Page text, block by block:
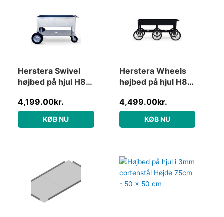
Herstera Swivel
højbed på hjul H84
stål – Forzinket stål
4,199.00kr.
KØB NU
Herstera Wheels
højbed på hjul H80
stål – Sort/Natur
4,499.00kr.
KØB NU